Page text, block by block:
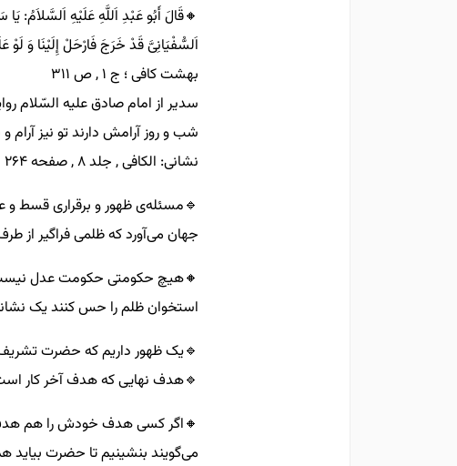
🔸️قَالَ أَبُو عَبْدِ اَللَّهِ عَلَیْهِ اَلسَّلاَمُ:
اَلسُّفْیَانِیَّ قَدْ خَرَجَ فَارْحَلْ إِلَیْنَا وَ لَوْ
بهشت کافی ؛ ج ۱ , ص ۳۱۱
سدیر از امام صادق علیه السّلام
شب و روز آرامش دارند تو نیز
نشانی: الکافی , جلد ۸ , صفحه ۲۶۴
🔹️مسئله‌ی ظهور و برقراری قسط
جهان می‌آورد که ظلمی فراگیر
🔸️هیچ حکومتی حکومت عدل
استخوان ظلم را حس کنند یک
🔹️یک ظهور داریم که حضرت
🔹️هدف نهایی که هدف آخر کار
🔸️اگر کسی هدف خودش را هم هدف
می‌گویند بنشینیم تا حضرت بیاید